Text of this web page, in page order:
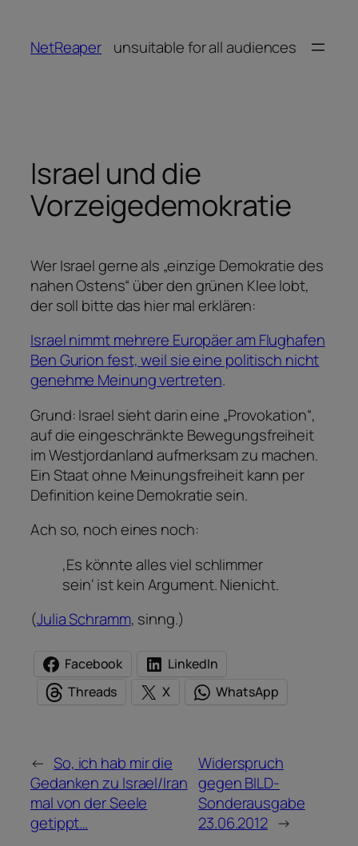
springen
NetReaper unsuitable for all audiences
Israel und die
Vorzeigedemokratie
Wer Israel gerne als „einzige Demokratie des
nahen Ostens“ über den grünen Klee lobt,
der soll bitte das hier mal erklären:
Israel nimmt mehrere Europäer am Flughafen
Ben Gurion fest, weil sie eine politisch nicht
genehme Meinung vertreten.
Grund: Israel sieht darin eine „Provokation“,
auf die eingeschränkte Bewegungsfreiheit
im Westjordanland aufmerksam zu machen.
Ein Staat ohne Meinungsfreiheit kann per
Definition keine Demokratie sein.
Ach so, noch eines noch:
‚Es könnte alles viel schlimmer
sein‘ ist kein Argument. Nienicht.
(Julia Schramm, sinng.)
Facebook
LinkedIn
Threads
X WhatsApp
← So, ich hab mir die
Gedanken zu Israel/Iran
mal von der Seele
getippt…
Widerspruch
gegen BILD-
Sonderausgabe
23.06.2012 →